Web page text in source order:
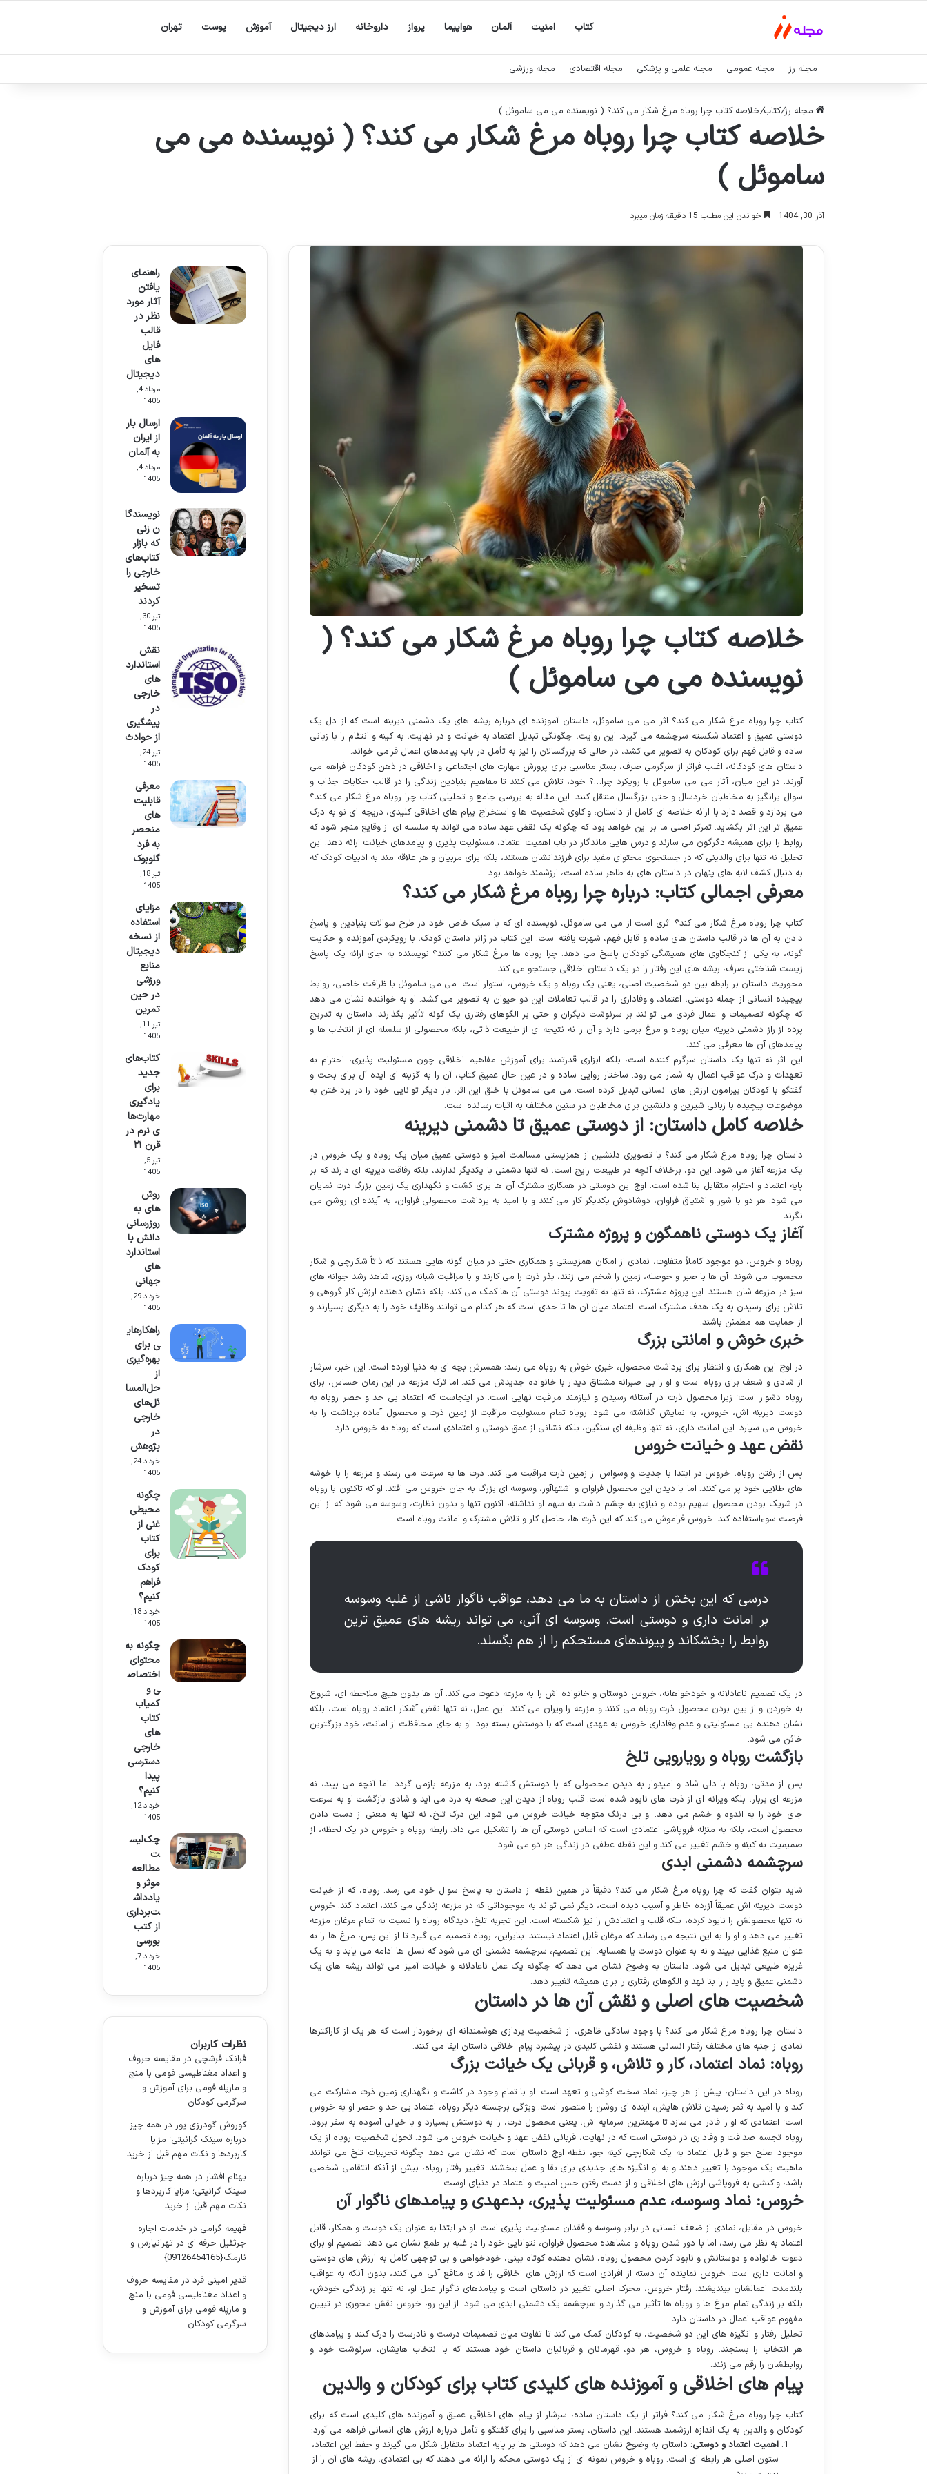
کتاب امنیت آلمان هواپیما پرواز داروخانه ارز دیجیتال آموزش پوست تهران
مجله رز مجله عمومی مجله علمی و پزشکی مجله اقتصادی مجله ورزشی
مجله رز/کتاب/خلاصه کتاب چرا روباه مرغ شکار می کند؟ ( نویسنده می می ساموئل )
خلاصه کتاب چرا روباه مرغ شکار می کند؟ ( نویسنده می می
ساموئل )
آذر 30, 1404 خواندن این مطلب 15 دقیقه زمان میبرد
خلاصه کتاب چرا روباه مرغ شکار می کند؟ (
نویسنده می می ساموئل )
کتاب چرا روباه مرغ شکار می کند؟ اثر می می ساموئل، داستان آموزنده ای درباره ریشه های یک دشمنی دیرینه است که از دل یک
دوستی عمیق و اعتماد شکسته سرچشمه می گیرد. این روایت، چگونگی تبدیل اعتماد به خیانت و در نهایت، به کینه و انتقام را با زبانی
ساده و قابل فهم برای کودکان به تصویر می کشد، در حالی که بزرگسالان را نیز به تأمل در باب پیامدهای اعمال فرامی خواند.
داستان های کودکانه، اغلب فراتر از سرگرمی صرف، بستر مناسبی برای پرورش مهارت های اجتماعی و اخلاقی در ذهن کودکان فراهم می
آورند. در این میان، آثار می می ساموئل با رویکرد چرا…؟ خود، تلاش می کنند تا مفاهیم بنیادین زندگی را در قالب حکایات جذاب و
سوال برانگیز به مخاطبان خردسال و حتی بزرگسال منتقل کنند. این مقاله به بررسی جامع و تحلیلی کتاب چرا روباه مرغ شکار می کند؟
می پردازد و قصد دارد با ارائه خلاصه ای کامل از داستان، واکاوی شخصیت ها و استخراج پیام های اخلاقی کلیدی، دریچه ای نو به درک
عمیق تر این اثر بگشاید. تمرکز اصلی ما بر این خواهد بود که چگونه یک نقض عهد ساده می تواند به سلسله ای از وقایع منجر شود که
روابط را برای همیشه دگرگون می سازند و درس هایی ماندگار در باب اهمیت اعتماد، مسئولیت پذیری و پیامدهای خیانت ارائه دهد. این
تحلیل نه تنها برای والدینی که در جستجوی محتوای مفید برای فرزندانشان هستند، بلکه برای مربیان و هر علاقه مند به ادبیات کودک که
به دنبال کشف لایه های پنهان در داستان های به ظاهر ساده است، ارزشمند خواهد بود.
معرفی اجمالی کتاب: درباره چرا روباه مرغ شکار می کند؟
کتاب چرا روباه مرغ شکار می کند؟ اثری است از می می ساموئل، نویسنده ای که با سبک خاص خود در طرح سوالات بنیادین و پاسخ
دادن به آن ها در قالب داستان های ساده و قابل فهم، شهرت یافته است. این کتاب در ژانر داستان کودک، با رویکردی آموزنده و حکایت
گونه، به یکی از کنجکاوی های همیشگی کودکان پاسخ می دهد: چرا روباه ها مرغ شکار می کنند؟ نویسنده به جای ارائه یک پاسخ
زیست شناختی صرف، ریشه های این رفتار را در یک داستان اخلاقی جستجو می کند.
محوریت داستان بر رابطه بین دو شخصیت اصلی، یعنی یک روباه و یک خروس، استوار است. می می ساموئل با ظرافت خاصی، روابط
پیچیده انسانی از جمله دوستی، اعتماد، و وفاداری را در قالب تعاملات این دو حیوان به تصویر می کشد. او به خواننده نشان می دهد
که چگونه تصمیمات و اعمال فردی می توانند بر سرنوشت دیگران و حتی بر الگوهای رفتاری یک گونه تأثیر بگذارند. داستان به تدریج
پرده از راز دشمنی دیرینه میان روباه و مرغ برمی دارد و آن را نه نتیجه ای از طبیعت ذاتی، بلکه محصولی از سلسله ای از انتخاب ها و
پیامدهای آن ها معرفی می کند.
این اثر نه تنها یک داستان سرگرم کننده است، بلکه ابزاری قدرتمند برای آموزش مفاهیم اخلاقی چون مسئولیت پذیری، احترام به
تعهدات و درک عواقب اعمال به شمار می رود. ساختار روایی ساده و در عین حال عمیق کتاب، آن را به گزینه ای ایده آل برای بحث و
گفتگو با کودکان پیرامون ارزش های انسانی تبدیل کرده است. می می ساموئل با خلق این اثر، بار دیگر توانایی خود را در پرداختن به
موضوعات پیچیده با زبانی شیرین و دلنشین برای مخاطبان در سنین مختلف به اثبات رسانده است.
خلاصه کامل داستان: از دوستی عمیق تا دشمنی دیرینه
داستان چرا روباه مرغ شکار می کند؟ با تصویری دلنشین از همزیستی مسالمت آمیز و دوستی عمیق میان یک روباه و یک خروس در
یک مزرعه آغاز می شود. این دو، برخلاف آنچه در طبیعت رایج است، نه تنها دشمنی با یکدیگر ندارند، بلکه رفاقت دیرینه ای دارند که بر
پایه اعتماد و احترام متقابل بنا شده است. اوج این دوستی در همکاری مشترک آن ها برای کشت و نگهداری یک زمین بزرگ ذرت نمایان
می شود. هر دو با شور و اشتیاق فراوان، دوشادوش یکدیگر کار می کنند و با امید به برداشت محصولی فراوان، به آینده ای روشن می
نگرند.
آغاز یک دوستی ناهمگون و پروژه مشترک
روباه و خروس، دو موجود کاملاً متفاوت، نمادی از امکان همزیستی و همکاری حتی در میان گونه هایی هستند که ذاتاً شکارچی و شکار
محسوب می شوند. آن ها با صبر و حوصله، زمین را شخم می زنند، بذر ذرت را می کارند و با مراقبت شبانه روزی، شاهد رشد جوانه های
سبز در مزرعه شان هستند. این پروژه مشترک، نه تنها به تقویت پیوند دوستی آن ها کمک می کند، بلکه نشان دهنده ارزش کار گروهی و
تلاش برای رسیدن به یک هدف مشترک است. اعتماد میان آن ها تا حدی است که هر کدام می توانند وظایف خود را به دیگری بسپارند و
از حمایت هم مطمئن باشند.
خبری خوش و امانتی بزرگ
در اوج این همکاری و انتظار برای برداشت محصول، خبری خوش به روباه می رسد: همسرش بچه ای به دنیا آورده است. این خبر، سرشار
از شادی و شعف برای روباه است و او را بی صبرانه مشتاق دیدار با خانواده جدیدش می کند. اما ترک مزرعه در این زمان حساس، برای
روباه دشوار است؛ زیرا محصول ذرت در آستانه رسیدن و نیازمند مراقبت نهایی است. در اینجاست که اعتماد بی حد و حصر روباه به
دوست دیرینه اش، خروس، به نمایش گذاشته می شود. روباه تمام مسئولیت مراقبت از زمین ذرت و محصول آماده برداشت را به
خروس می سپارد. این امانت داری، نه تنها وظیفه ای سنگین، بلکه نشانی از عمق دوستی و اعتمادی است که روباه به خروس دارد.
نقض عهد و خیانت خروس
پس از رفتن روباه، خروس در ابتدا با جدیت و وسواس از زمین ذرت مراقبت می کند. ذرت ها به سرعت می رسند و مزرعه را با خوشه
های طلایی خود پر می کنند. اما با دیدن این محصول فراوان و اشتهاآور، وسوسه ای بزرگ به جان خروس می افتد. او که تاکنون با روباه
در شریک بودن محصول سهیم بوده و نیازی به چشم داشت به سهم او نداشته، اکنون تنها و بدون نظارت، وسوسه می شود که از این
فرصت سوءاستفاده کند. خروس فراموش می کند که این ذرت ها، حاصل کار و تلاش مشترک و امانت روباه است.
درسی که این بخش از داستان به ما می دهد، عواقب ناگوار ناشی از غلبه وسوسه
بر امانت داری و دوستی است. وسوسه ای آنی، می تواند ریشه های عمیق ترین
روابط را بخشکاند و پیوندهای مستحکم را از هم بگسلد.
در یک تصمیم ناعادلانه و خودخواهانه، خروس دوستان و خانواده اش را به مزرعه دعوت می کند. آن ها بدون هیچ ملاحظه ای، شروع
به خوردن و از بین بردن محصول ذرت روباه می کنند و مزرعه را ویران می کنند. این عمل، نه تنها نقض آشکار اعتماد روباه است، بلکه
نشان دهنده بی مسئولیتی و عدم وفاداری خروس به عهدی است که با دوستش بسته بود. او به جای محافظت از امانت، خود بزرگترین
خائن می شود.
بازگشت روباه و رویارویی تلخ
پس از مدتی، روباه با دلی شاد و امیدوار به دیدن محصولی که با دوستش کاشته بود، به مزرعه بازمی گردد. اما آنچه می بیند، نه
مزرعه ای پربار، بلکه ویرانه ای از ذرت های نابود شده است. قلب روباه از دیدن این صحنه به درد می آید و شادی بازگشت او به سرعت
جای خود را به اندوه و خشم می دهد. او بی درنگ متوجه خیانت خروس می شود. این درک تلخ، نه تنها به معنی از دست دادن
محصول است، بلکه به منزله فروپاشی اعتمادی است که اساس دوستی آن ها را تشکیل می داد. رابطه روباه و خروس در یک لحظه، از
صمیمیت به کینه و خشم تغییر می کند و این نقطه عطفی در زندگی هر دو می شود.
سرچشمه دشمنی ابدی
شاید بتوان گفت که چرا روباه مرغ شکار می کند؟ دقیقاً در همین نقطه از داستان به پاسخ سوال خود می رسد. روباه، که از خیانت
دوست دیرینه اش عمیقاً آزرده خاطر و آسیب دیده است، دیگر نمی تواند به موجوداتی که در مزرعه زندگی می کنند، اعتماد کند. خروس
نه تنها محصولش را نابود کرده، بلکه قلب و اعتمادش را نیز شکسته است. این تجربه تلخ، دیدگاه روباه را نسبت به تمام مرغان مزرعه
تغییر می دهد و او را به این نتیجه می رساند که مرغان قابل اعتماد نیستند. بنابراین، روباه تصمیم می گیرد تا از این پس، مرغ ها را به
عنوان منبع غذایی ببیند و نه به عنوان دوست یا همسایه. این تصمیم، سرچشمه دشمنی ای می شود که نسل ها ادامه می یابد و به یک
غریزه طبیعی تبدیل می شود. داستان به وضوح نشان می دهد که چگونه یک عمل ناعادلانه و خیانت آمیز می تواند ریشه های یک
دشمنی عمیق و پایدار را بنا نهد و الگوهای رفتاری را برای همیشه تغییر دهد.
شخصیت های اصلی و نقش آن ها در داستان
داستان چرا روباه مرغ شکار می کند؟ با وجود سادگی ظاهری، از شخصیت پردازی هوشمندانه ای برخوردار است که هر یک از کاراکترها
نمادی از جنبه های مختلف رفتار انسانی هستند و نقشی کلیدی در پیشبرد پیام اخلاقی داستان ایفا می کنند.
روباه: نماد اعتماد، کار و تلاش، و قربانی یک خیانت بزرگ
روباه در این داستان، پیش از هر چیز، نماد سخت کوشی و تعهد است. او با تمام وجود در کاشت و نگهداری زمین ذرت مشارکت می
کند و با امید به ثمر رسیدن تلاش هایش، آینده ای روشن را متصور است. ویژگی برجسته دیگر روباه، اعتماد بی حد و حصر او به خروس
است؛ اعتمادی که او را قادر می سازد تا مهمترین سرمایه اش، یعنی محصول ذرت، را به دوستش بسپارد و با خیالی آسوده به سفر برود.
روباه تجسم صداقت و وفاداری در دوستی است که در نهایت، قربانی نقض عهد و خیانت خروس می شود. تحول شخصیت روباه از یک
موجود صلح جو و قابل اعتماد به یک شکارچی کینه جو، نقطه اوج داستان است که نشان می دهد چگونه تجربیات تلخ می توانند
ماهیت یک موجود را تغییر دهند و به او انگیزه های جدیدی برای بقا و عمل ببخشند. تغییر رفتار روباه، بیش از آنکه انتقامی شخصی
باشد، واکنشی به فروپاشی ارزش های اخلاقی و از دست رفتن حس امنیت و اعتماد در دنیای اوست.
خروس: نماد وسوسه، عدم مسئولیت پذیری، بدعهدی و پیامدهای ناگوار آن
خروس در مقابل، نمادی از ضعف انسانی در برابر وسوسه و فقدان مسئولیت پذیری است. او در ابتدا به عنوان یک دوست و همکار، قابل
اعتماد به نظر می رسد، اما با دور شدن روباه و مشاهده محصول فراوان، نتوانایی خود را در غلبه بر طمع نشان می دهد. تصمیم او برای
دعوت خانواده و دوستانش و نابود کردن محصول روباه، نشان دهنده کوتاه بینی، خودخواهی و بی توجهی کامل به ارزش های دوستی
و امانت داری است. خروس نماینده آن دسته از افرادی است که ارزش های اخلاقی را فدای منافع آنی می کنند، بدون آنکه به عواقب
بلندمدت اعمالشان بیندیشند. رفتار خروس، محرک اصلی تغییر در داستان است و پیامدهای ناگوار عمل او، نه تنها بر زندگی خودش،
بلکه بر زندگی تمام مرغ ها و روباه ها تأثیر می گذارد و سرچشمه یک دشمنی ابدی می شود. از این رو، خروس نقش محوری در تبیین
مفهوم عواقب اعمال در داستان دارد.
تحلیل رفتار و انگیزه های این دو شخصیت، به کودکان کمک می کند تا تفاوت میان تصمیمات درست و نادرست را درک کنند و پیامدهای
هر انتخاب را بسنجند. روباه و خروس، هر دو، قهرمانان و قربانیان داستان خود هستند که با انتخاب هایشان، سرنوشت خود و
روابطشان را رقم می زنند.
پیام های اخلاقی و آموزنده های کلیدی کتاب برای کودکان و والدین
کتاب چرا روباه مرغ شکار می کند؟ فراتر از یک داستان ساده، سرشار از پیام های اخلاقی عمیق و آموزنده های کلیدی است که برای
کودکان و والدین به یک اندازه ارزشمند هستند. این داستان، بستر مناسبی را برای گفتگو و تأمل درباره ارزش های انسانی فراهم می آورد:
اهمیت اعتماد و دوستی: داستان به وضوح نشان می دهد که دوستی ها بر پایه اعتماد متقابل شکل می گیرند و حفظ این اعتماد،
ستون اصلی هر رابطه ای است. روباه و خروس نمونه ای از یک دوستی محکم را ارائه می دهند که بی اعتمادی، ریشه های آن را از
راهنمای
یافتن
آثار مورد
نظر در
قالب
فایل
های
دیجیتال
مرداد 4,
1405
ارسال بار
از ایران
به آلمان
مرداد 4,
1405
نویسندگا
ن زنی
که بازار
کتاب‌های
خارجی را
تسخیر
کردند
تیر 30,
1405
نقش
استاندارد
های
خارجی
در
پیشگیری
از حوادث
تیر 24,
1405
معرفی
قابلیت
های
منحصر
به فرد
گلوبوک
تیر 18,
1405
مزایای
استفاده
از نسخه
دیجیتال
منابع
ورزشی
در حین
تمرین
تیر 11,
1405
کتاب‌های
جدید
برای
یادگیری
مهارت‌ها
ی نرم در
قرن ۲۱
تیر 5,
1405
روش
های به
روزرسانی
دانش با
استاندارد
های
جهانی
خرداد 29,
1405
راهکارهای
ی برای
بهره‌گیری
از
حل‌المسا
ئل‌های
خارجی
در
پژوهش
خرداد 24,
1405
چگونه
محیطی
غنی از
کتاب
برای
کودک
فراهم
کنیم؟
خرداد 18,
1405
چگونه به
محتوای
اختصاص
ی و
کمیاب
کتاب
های
خارجی
دسترسی
پیدا
کنیم؟
خرداد 12,
1405
چک‌لیس
ت
مطالعه
موثر و
یادداش
ت‌برداری
از کتب
بورسی
خرداد 7,
1405
نظرات کاربران
فرانک فرشچی در مقایسه حروف
و اعداد مغناطیسی فومی با منچ
و مارپله فومی برای آموزش و
سرگرمی کودکان
کوروش گودرزی پوردر همه چیز
درباره سینک گرانیتی؛ مزایا
کاربردها و نکات مهم قبل از خرید
بهنام افشاردر همه چیز درباره
سینک گرانیتی؛ مزایا کاربردها و
نکات مهم قبل از خرید
فهیمه گرامی در خدمات اجاره
جرثقیل حرفه ای در تهرانپارس و
نارمک{09126454165}
قدیر امینی فرددر مقایسه حروف
و اعداد مغناطیسی فومی با منچ
و مارپله فومی برای آموزش و
سرگرمی کودکان